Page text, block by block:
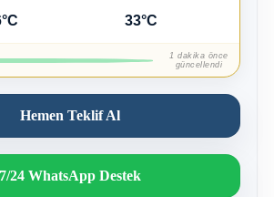
33°C
1 dakika önce
güncellendi
Hemen Teklif Al
7/24 WhatsApp Destek